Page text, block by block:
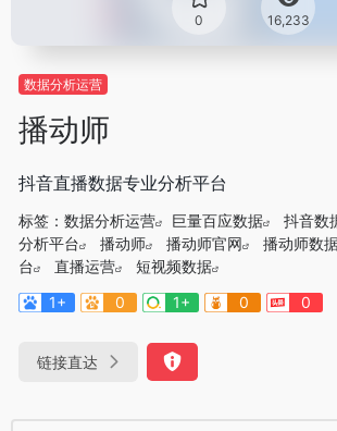
0 16,233
数据分析运营
播动师
抖音直播数据专业分析平台
标签： 数据分析运营 巨量百应数据 抖音数
分析平台
播动师 播动师官网 播动师数
台
直播运营
短视频数据
1+
0 1+ 0 0
链接直达